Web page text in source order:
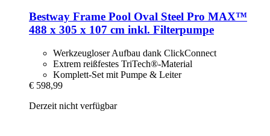
Bestway Frame Pool Oval Steel Pro MAX™
488 x 305 x 107 cm inkl. Filterpumpe
Werkzeugloser Aufbau dank ClickConnect
Extrem reißfestes TriTech®-Material
Komplett-Set mit Pumpe & Leiter
€ 598,99
Derzeit nicht verfügbar